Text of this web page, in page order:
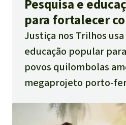
Áreas
Pesquisa e
para fortalecer
Justiça nos Trilhos
educação popular
povos quilombolas
megaprojeto porto-